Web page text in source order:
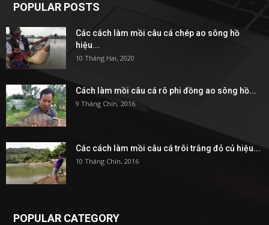
POPULAR POSTS
Các cách làm mồi câu cá chép ao sông hồ
hiệu...
10 Tháng Hai, 2020
Cách làm mồi câu cá rô phi đồng ao sông hồ...
9 Tháng Chín, 2016
Các cách làm mồi câu cá trôi trắng đỏ củ hiệu...
10 Tháng Chín, 2016
POPULAR CATEGORY